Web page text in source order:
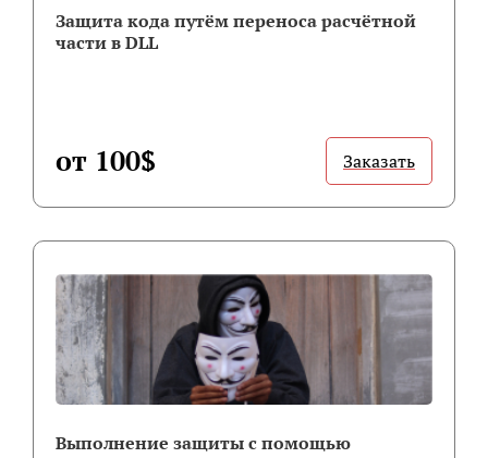
Защита кода путём переноса расчётной
части в DLL
от 100$ Заказать
Выполнение защиты с помощью